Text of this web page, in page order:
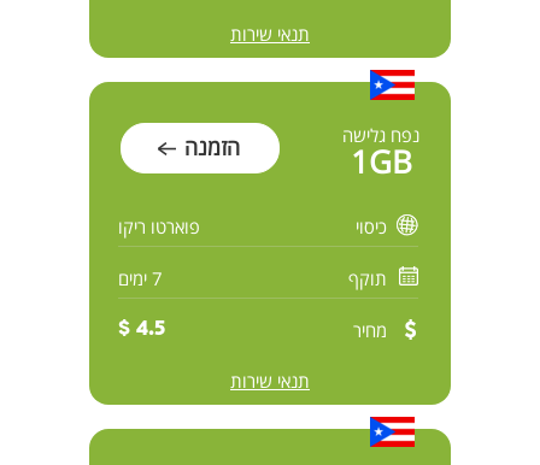
תנאי שירות
נפח גלישה
1GB הזמנה
כיסוי פוארטו ריקו
תוקף 7 ימים
מחיר 4.5 $
תנאי שירות